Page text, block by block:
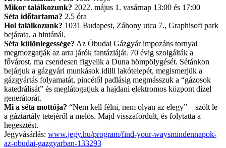
Mikor találkozunk? 2022. május 1. vasárnap 13:00 és 17:00
Séta időtartama? 2.5 óra
Hol találkozunk? 1031 Budapest, Záhony utca 7., Graphisoft park
bejárata, a hintánál.
Séta különlegessége? Az Óbudai Gázgyár impozáns tornyai
megmozgatják az arra járók fantáziáját. 70 évig szolgálták a
fővárost, ma csendesen figyelik a Duna hömpölygését. Sétánkon
bejárjuk a gázgyári munkások idilli lakótelepét, megismerjük a
gázgyártás folyamatát, pincétől padlásig megmásszuk a “gázosok
katedrálisát” és meglátogatjuk a hajdani elektromos központ dízel
generátorát.
Mi a séta mottója? “Nem kell félni, nem olyan az elegy” – szólt le
a gáztartály tetejéről a melós. Majd visszafordult, és folytatta a
hegesztést.
Jegyvásárlás: www.jegy.hu/program/find-your-waysmindennapok-
az-obudai-gazgyarban-133293